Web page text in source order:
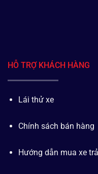
HỖ TRỢ KHÁCH HÀNG
Lái thử xe
Chính sách bán hàng
Hướng dẫn mua xe